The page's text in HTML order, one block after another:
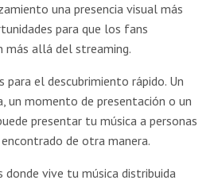
una presencia visual más
para que los fans
más allá del streaming.
para el descubrimiento rápido. Un
un momento de presentación o un
presentar tu música a personas
de otra manera.
donde vive tu música distribuida